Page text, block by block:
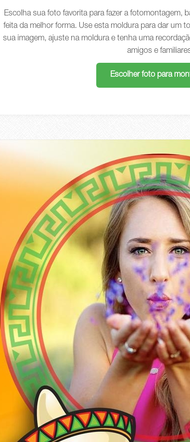
Escolha sua foto favorita para fazer a fotomontagem,
feita da melhor forma. Use esta moldura para dar um
sua imagem, ajuste na moldura e tenha uma
amigos e
Escolher foto para